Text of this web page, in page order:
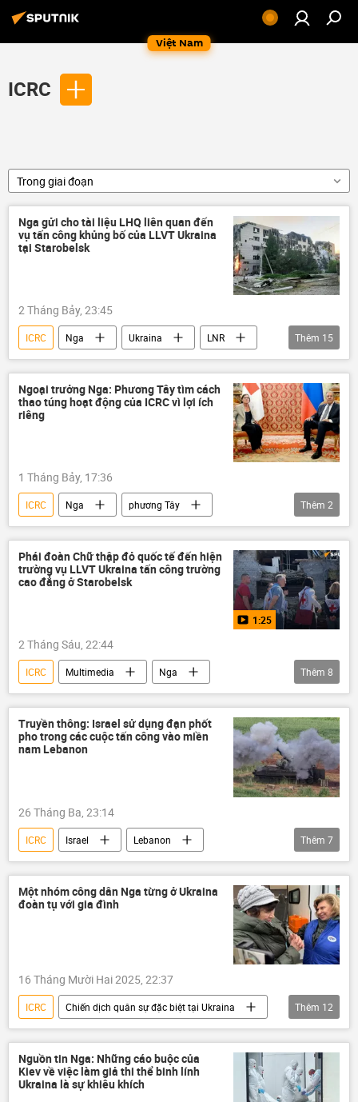
Việt Nam
ICRC
Trong giai đoạn
Nga gửi cho tài liệu LHQ liên quan đến
vụ tấn công khủng bố của LLVT Ukraina
tại Starobelsk
2 Tháng Bảy, 23:45
ICRC Nga Ukraina
LNR
Donbass
DNR
Quân đội Ukraina
Thế giới
Liên Hợp Quốc
vụ khủng bố
Oreshnik
Kinzhal
Lugansk
UAV
Thêm 15
Ngoại trưởng Nga: Phương Tây tìm cách
thao túng hoạt động của ICRC vì lợi ích
riêng
1 Tháng Bảy, 17:36
ICRC Nga
phương Tây
Thế giới
Sergey Lavrov
Bộ Ngoại giao Nga
Thêm 2
Phái đoàn Chữ thập đỏ quốc tế đến hiện
trường vụ LLVT Ukraina tấn công trường
cao đẳng ở Starobelsk
1:25
2 Tháng Sáu, 22:44
ICRC Multimedia
Nga
Bộ Ngoại giao Nga
Ukraina
Cuộc khủng hoảng ở Ukraina
LNR
Lugansk
Thế giới
Video
Thêm 8
Truyền thông: Israel sử dụng đạn phốt
pho trong các cuộc tấn công vào miền
nam Lebanon
26 Tháng Ba, 23:14
ICRC Israel
Lebanon
xung đột quân sự
thông tin
Thế giới
tấn công
Liên Hợp Quốc
vi phạm
Báo chí thế giới
Thêm 7
Một nhóm công dân Nga từng ở Ukraina
đoàn tụ với gia đình
16 Tháng Mười Hai 2025, 22:37
ICRC
Chiến dịch quân sự đặc biệt tại Ukraina
Nga
Cuộc khủng hoảng ở Ukraina
Ukraina
Tatiana Moskalkova
Moskva
Kiev
thông tin
Thêm 12
Nguồn tin Nga: Những cáo buộc của
Kiev về việc làm giả thi thể binh lính
Ukraina là sự khiêu khích